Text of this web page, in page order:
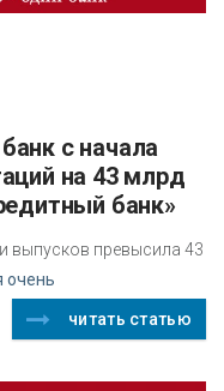
на 43 млрд
банк»
выпусков превысила 43
очень
читать статью